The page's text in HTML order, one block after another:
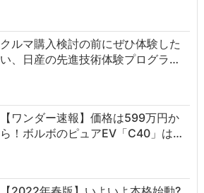
クルマ購入検討の前にぜひ体験した
い、日産の先進技術体験プログラ…
【ワンダー速報】価格は599万円か
ら！ボルボのピュアEV「C40」は…